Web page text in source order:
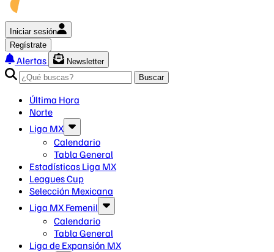
Iniciar sesión
Regístrate
Alertas
Newsletter
Buscar
Última Hora
Norte
Liga MX
Calendario
Tabla General
Estadísticas Liga MX
Leagues Cup
Selección Mexicana
Liga MX Femenil
Calendario
Tabla General
Liga de Expansión MX